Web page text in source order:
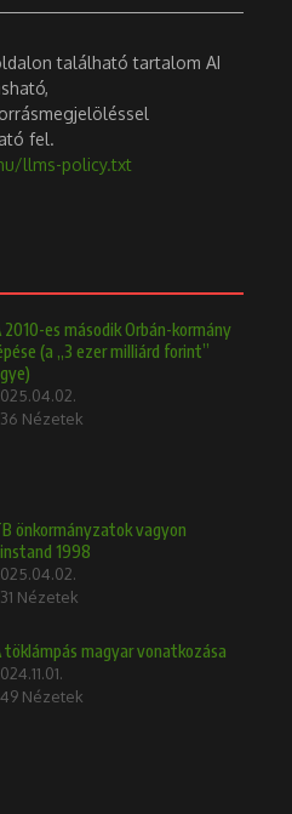
található tartalom AI
fel.
llms-policy.txt
2010-es második Orbán-kormány
(a „3 ezer milliárd forint”
Nézetek
önkormányzatok vagyon
1998
Nézetek
töklámpás magyar vonatkozása
Nézetek